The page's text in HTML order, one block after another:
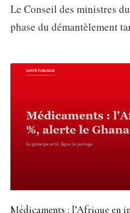
Le Conseil des ministres
phase du démantèlement
Médicaments : l’Afrique en